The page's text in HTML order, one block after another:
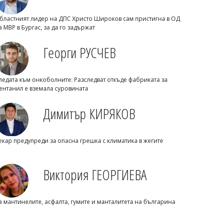
Флагман.БГ
посвещава три поредни вечери на
лидер на ДПС Христо Широков сам пристигна в ОД
МВР в Бургас, за да го задържат
Георги РУСЧЕВ
към онкоболните: Разследват откъде фабриката за
е вземала суровината
Димитър КИРЯКОВ
предупреди за опасна грешка с климатика в жегите
Виктория ГЕОРГИЕВА
мантинелите, асфалта, гумите и манталитета на българина